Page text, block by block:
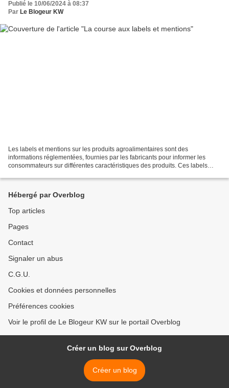
Publié le 10/06/2024 à 08:37
Par Le Blogeur KW
Les labels et mentions sur les produits agroalimentaires sont des
informations réglementées, fournies par les fabricants pour informer les
consommateurs sur différentes caractéristiques des produits. Ces labels
Hébergé par Overblog
Top articles
Pages
Contact
Signaler un abus
C.G.U.
Cookies et données personnelles
Préférences cookies
Voir le profil de Le Blogeur KW sur le portail Overblog
Créer un blog sur Overblog
Créer un blog